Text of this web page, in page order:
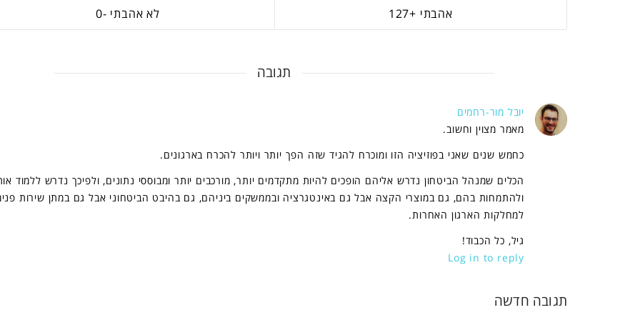
127
0
תגובה
יובל מור-רחמים
מאמר מצוין וחשוב.
כחמש שנים שאני בפוזיציה הזו ומוכרח להגיד שזה הפך יותר ויותר להכרח בארגונים.
הכלים שמנהל הביטחון נדרש אליהם הופכים להיות מתקדמים יותר, מורכבים יותר ומבוססי נתונים, ולפיכך נדרש ללמוד
ולהתמחות בהם, גם במוצרי הקצה אבל גם באינטגרציה ובממשקים ביניהם, גם בהיבט הביטחוני אבל גם במתן שירות
למחלקות הארגון האחרות.
גיל, כל הכבוד!
Log in to reply
תגובה חדשה